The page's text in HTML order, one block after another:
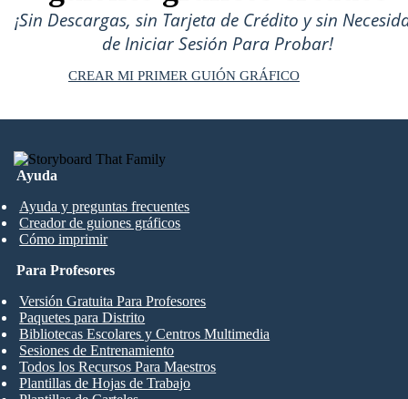
¡Sin Descargas, sin Tarjeta de Crédito y sin
de Iniciar Sesión Para Probar!
CREAR MI PRIMER GUIÓN GRÁFICO
Ayuda
Ayuda y preguntas frecuentes
Creador de guiones gráficos
Cómo imprimir
Para Profesores
Versión Gratuita Para Profesores
Paquetes para Distrito
Bibliotecas Escolares y Centros Multimedia
Sesiones de Entrenamiento
Todos los Recursos Para Maestros
Plantillas de Hojas de Trabajo